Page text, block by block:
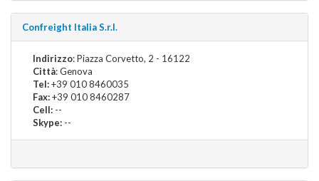
Confreight Italia S.r.l.
Indirizzo: Piazza Corvetto, 2 - 16122
Città: Genova
Tel:+39 010 8460035
Fax:+39 010 8460287
Cell: --
Skype: --